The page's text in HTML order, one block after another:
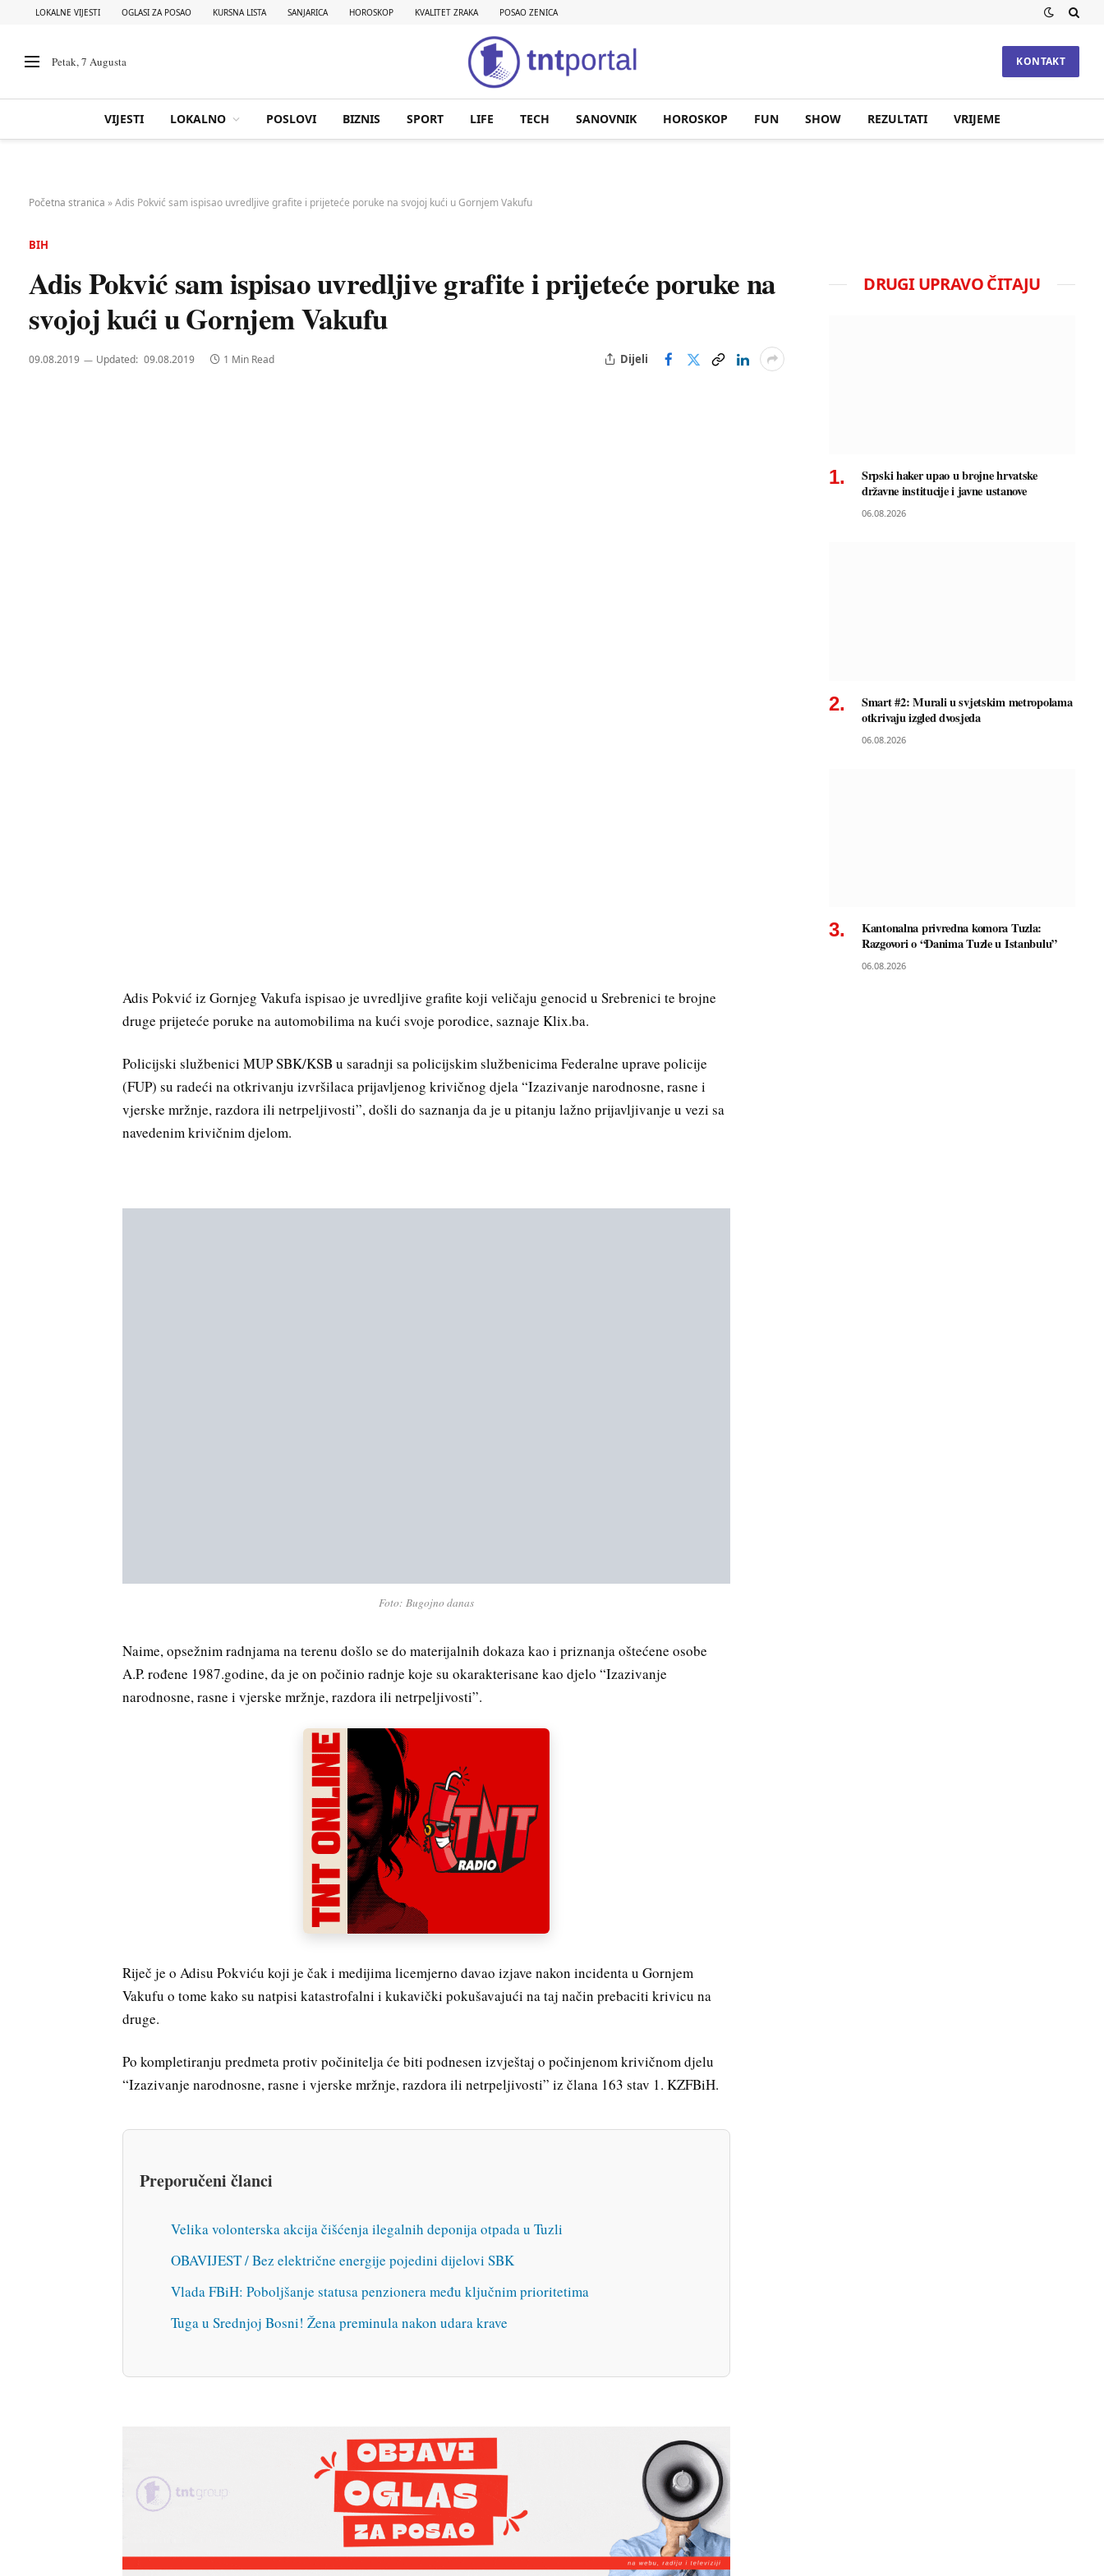
LOKALNE VIJESTI OGLASI ZA POSAO KURSNA LISTA SANJARICA HOROSKOP KVALITET ZRAKA POSAO ZENICA
Petak, 7 Augusta KONTAKT
VIJESTI LOKALNO POSLOVI BIZNIS SPORT LIFE TECH SANOVNIK HOROSKOP FUN SHOW REZULTATI VRIJEME
Početna stranica »Adis Pokvić sam ispisao uvredljive grafite i prijeteće poruke na svojoj kući u Gornjem Vakufu
BIH
Adis Pokvić sam ispisao uvredljive grafite i prijeteće poruke na
svojoj kući u Gornjem Vakufu
09.08.2019 Updated: 09.08.2019 1 Min Read Dijeli
Adis Pokvić iz Gornjeg Vakufa ispisao je uvredljive grafite koji veličaju genocid u Srebrenici te brojne
druge prijeteće poruke na automobilima na kući svoje porodice, saznaje Klix.ba.
Policijski službenici MUP SBK/KSB u saradnji sa policijskim službenicima Federalne uprave policije
(FUP) su radeći na otkrivanju izvršilaca prijavljenog krivičnog djela “Izazivanje narodnosne, rasne i
vjerske mržnje, razdora ili netrpeljivosti”, došli do saznanja da je u pitanju lažno prijavljivanje u vezi sa
navedenim krivičnim djelom.
Foto: Bugojno danas
Naime, opsežnim radnjama na terenu došlo se do materijalnih dokaza kao i priznanja oštećene osobe
A.P. rođene 1987.godine, da je on počinio radnje koje su okarakterisane kao djelo “Izazivanje
narodnosne, rasne i vjerske mržnje, razdora ili netrpeljivosti”.
Riječ je o Adisu Pokviću koji je čak i medijima licemjerno davao izjave nakon incidenta u Gornjem
Vakufu o tome kako su natpisi katastrofalni i kukavički pokušavajući na taj način prebaciti krivicu na
druge.
Po kompletiranju predmeta protiv počinitelja će biti podnesen izvještaj o počinjenom krivičnom djelu
“Izazivanje narodnosne, rasne i vjerske mržnje, razdora ili netrpeljivosti” iz člana 163 stav 1. KZFBiH.
Preporučeni članci
Velika volonterska akcija čišćenja ilegalnih deponija otpada u Tuzli
OBAVIJEST / Bez električne energije pojedini dijelovi SBK
Vlada FBiH: Poboljšanje statusa penzionera među ključnim prioritetima
Tuga u Srednjoj Bosni! Žena preminula nakon udara krave
DRUGI UPRAVO ČITAJU
Srpski haker upao u brojne hrvatske
državne institucije i javne ustanove
06.08.2026
Smart #2: Murali u svjetskim metropolama
otkrivaju izgled dvosjeda
06.08.2026
Kantonalna privredna komora Tuzla:
Razgovori o “Danima Tuzle u Istanbulu”
06.08.2026